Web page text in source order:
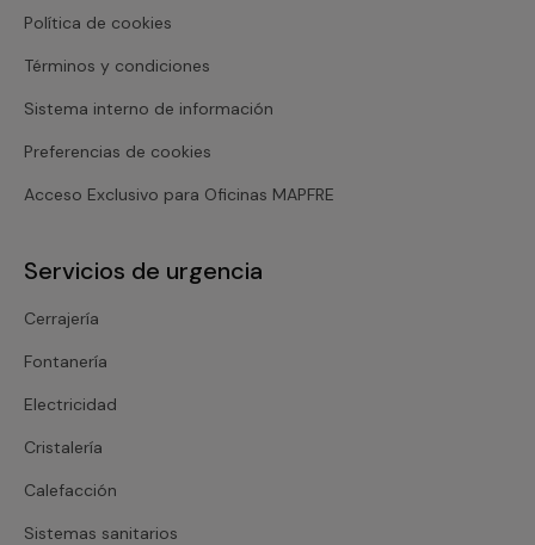
Política de cookies
Términos y condiciones
Sistema interno de información
Preferencias de cookies
Acceso Exclusivo para Oficinas MAPFRE
Servicios de urgencia
Cerrajería
Fontanería
Electricidad
Cristalería
Calefacción
Sistemas sanitarios